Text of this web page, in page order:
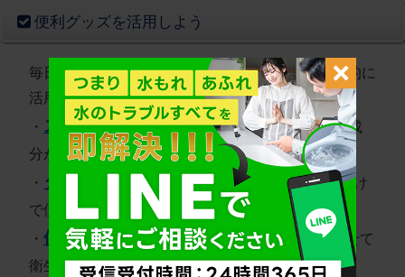
便利グッズを活用しよう
毎日の掃除を楽にしてくれる便利アイテムも積極的に
活用しましょう。
・ スタンプタイプの洗浄剤：流すたびに洗浄成
分が放出される
・ タンクに入れる洗浄ブロック
：水を流すだけ
で便器内を洗浄
・ 使い捨てトイレブラシ：使用後そのまま流せて
衛生的